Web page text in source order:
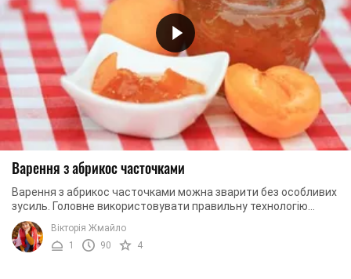
Варення з абрикос часточками
Варення з абрикос часточками можна зварити без особливих
зусиль. Головне використовувати правильну технологію
приготування. Буде потрібно затратити ...
Вікторія Жмайло
1
90 4